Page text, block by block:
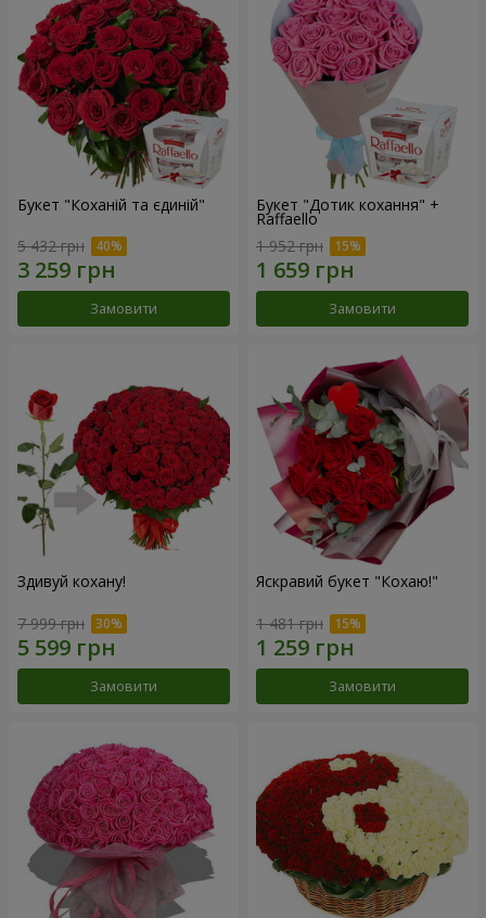
Букет "Коханій та єдиній"
5 432 грн
Замовити
Букет "Дотик кохання" +
Raffaello
1 952 грн
Замовити
Здивуй кохану!
7 999 грн
Замовити
Яскравий букет "Кохаю!"
1 481 грн
Замовити